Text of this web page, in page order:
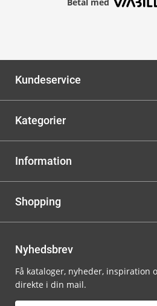
Kundeservice
Kategorier
Information
Shopping
Nyhedsbrev
Få kataloger, nyheder, inspiration
direkte i din mail.